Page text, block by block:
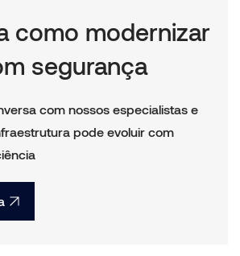
como modernizar
segurança
com nossos especialistas e
pode evoluir com